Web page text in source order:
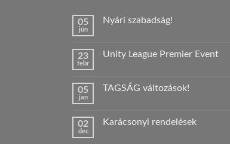
05
jún
Nyári szabadság!
Nyári
23
febr
Unity League Premier Event
Unity
bejegyzéshez
05
jan
TAGSÁG változások!
TAGSÁG
02
dec
Karácsonyi rendelések